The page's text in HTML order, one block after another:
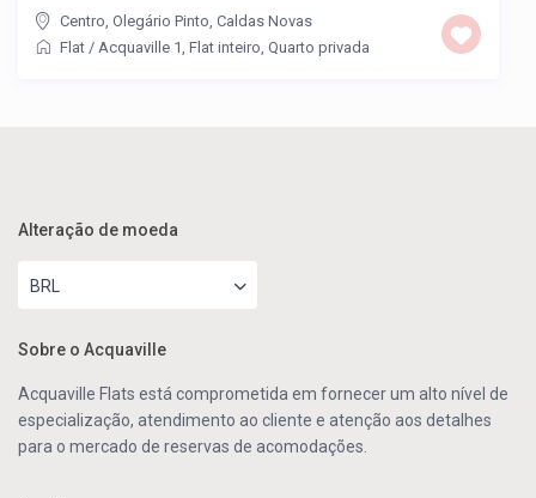
Centro,Olegário Pinto,Caldas Novas
Flat /Acquaville 1,Flat inteiro,Quarto privada
Alteração de moeda
BRL
Sobre o Acquaville
Acquaville Flats está comprometida em fornecer um alto nível de
especialização, atendimento ao cliente e atenção aos detalhes
para o mercado de reservas de acomodações.